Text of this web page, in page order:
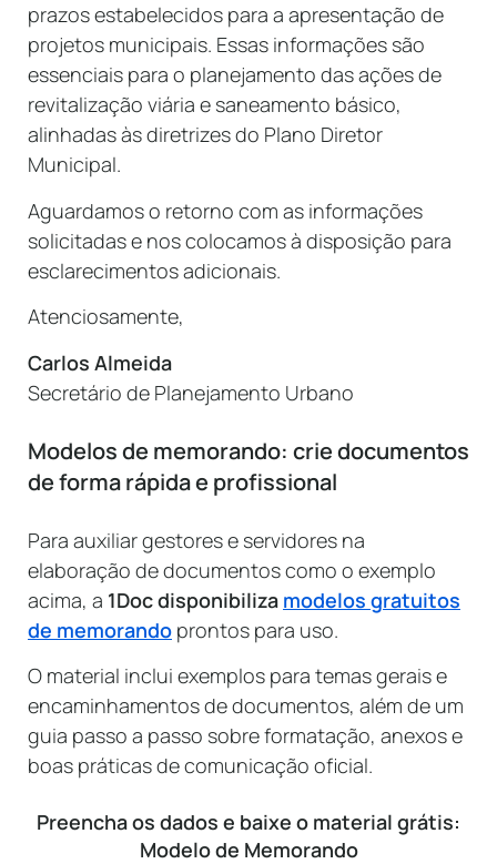
prazos estabelecidos para a apresentação de
projetos municipais. Essas informações são
essenciais para o planejamento das ações de
revitalização viária e saneamento básico,
alinhadas às diretrizes do Plano Diretor
Municipal.
Aguardamos o retorno com as informações
solicitadas e nos colocamos à disposição para
esclarecimentos adicionais.
Atenciosamente,
Carlos Almeida
Secretário de Planejamento Urbano
Modelos de memorando: crie documentos
de forma rápida e profissional
Para auxiliar gestores e servidores na
elaboração de documentos como o exemplo
acima, a 1Doc disponibiliza modelos gratuitos
de memorando prontos para uso.
O material inclui exemplos para temas gerais e
encaminhamentos de documentos, além de um
guia passo a passo sobre formatação, anexos e
boas práticas de comunicação oficial.
Preencha os dados e baixe o material grátis:
Modelo de Memorando